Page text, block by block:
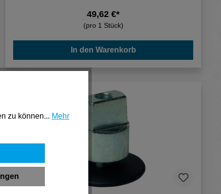
49,62 €*
(pro 1 Stück)
In den Warenkorb
zu können... Mehr